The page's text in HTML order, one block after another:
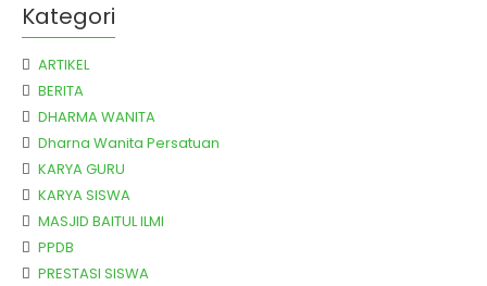
Kategori
ARTIKEL
BERITA
DHARMA WANITA
Dharna Wanita Persatuan
KARYA GURU
KARYA SISWA
MASJID BAITUL ILMI
PPDB
PRESTASI SISWA